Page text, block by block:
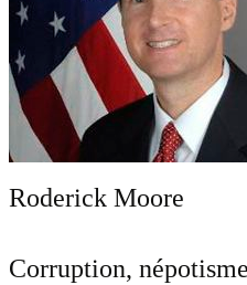
Roderick Moore
Corruption,